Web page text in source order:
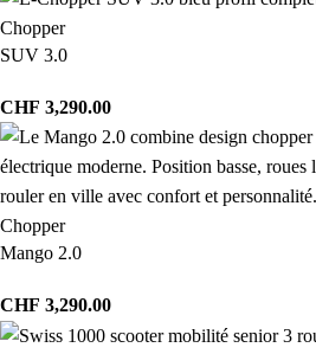
Chopper
SUV 3.0
CHF 3,290.00
Chopper
Mango 2.0
CHF 3,290.00